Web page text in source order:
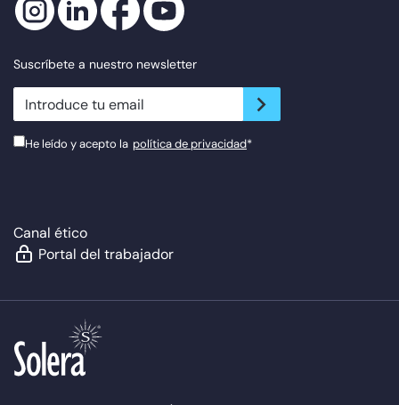
Suscríbete a nuestro newsletter
newsletter.suscribe
He leído y acepto la política de privacidad*
Canal ético
Portal del trabajador